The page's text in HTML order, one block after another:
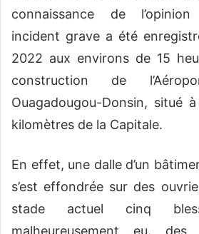
connaissance de l’opinion
incident grave a été
2022 aux environs de 15
construction de
Ouagadougou-Donsin, situé
kilomètres de la Capitale.
En effet, une dalle d’un
s’est effondrée sur des
stade actuel cinq
malheureusement eu,